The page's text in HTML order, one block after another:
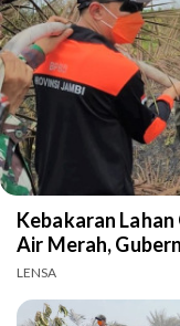
Kebakaran
Air Merah,
LENSA